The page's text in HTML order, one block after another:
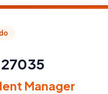
Manager